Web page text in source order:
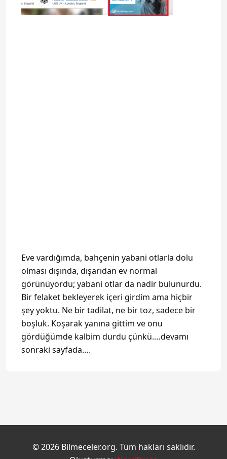
Eve vardığımda, bahçenin yabani otlarla dolu
olması dışında, dışarıdan ev normal
görünüyordu; yabani otlar da nadir bulunurdu.
Bir felaket bekleyerek içeri girdim ama hiçbir
şey yoktu. Ne bir tadilat, ne bir toz, sadece bir
boşluk. Koşarak yanına gittim ve onu
gördüğümde kalbim durdu çünkü.…devamı
sonraki sayfada….
© 2026 Bilmeceler.org. Tüm hakları saklıdır.